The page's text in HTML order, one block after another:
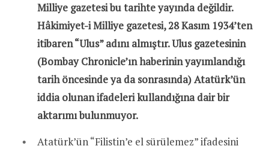
Milliye gazetesi bu tarihte yayında değildir.
Hâkimiyet-i Milliye gazetesi, 28 Kasım 1934’ten
itibaren “Ulus” adını almıştır. Ulus gazetesinin
(Bombay Chronicle’ın haberinin yayımlandığı
tarih öncesinde ya da sonrasında) Atatürk’ün
iddia olunan ifadeleri kullandığına dair bir
aktarımı bulunmuyor.
Atatürk’ün “Filistin’e el sürülemez” ifadesini